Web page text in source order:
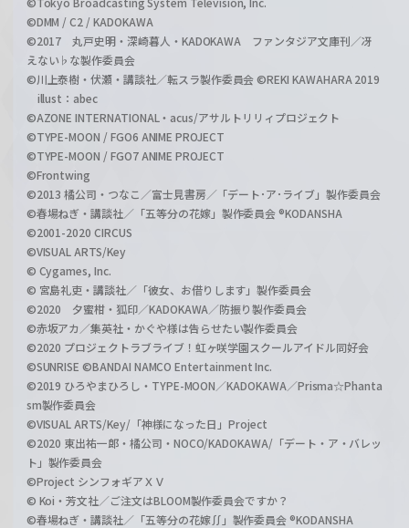
©DMM / C2 / KADOKAWA
©2017 丸戸史明・深崎暮人・KADOKAWA ファンタジア文庫刊／冴
えない♭な製作委員会
©川上泰樹・伏瀬・講談社／転スラ製作委員会 ©REKI KAWAHARA 2019
illust：abec
©AZONE INTERNATIONAL・acus/アサルトリリィプロジェクト
©TYPE-MOON / FGO6 ANIME PROJECT
©TYPE-MOON / FGO7 ANIME PROJECT
©Frontwing
©2013 橘公司・つなこ／富士見書房／「デート･ア･ライブ」製作委員会
©春場ねぎ・講談社／「五等分の花嫁」製作委員会 ®KODANSHA
©2001-2020 CIRCUS
©VISUAL ARTS/Key
© Cygames, Inc.
© 宮島礼吏・講談社／「彼女、お借りします」製作委員会
©2020 夕蜜柑・狐印／KADOKAWA／防振り製作委員会
©赤坂アカ／集英社・かぐや様は告らせたい製作委員会
©2020 プロジェクトラブライブ！虹ヶ咲学園スクールアイドル同好会
©SUNRISE ©BANDAI NAMCO Entertainment Inc.
©2019 ひろやまひろし・TYPE-MOON／KADOKAWA／Prisma☆Phanta
sm製作委員会
©VISUAL ARTS/Key/「神様になった日」Project
©2020 東出祐一郎・橘公司・NOCO/KADOKAWA/「デート・ア・バレッ
ト」製作委員会
©Project シンフォギアＸＶ
© Koi・芳文社／ご注文はBLOOM製作委員会ですか？
©春場ねぎ・講談社／「五等分の花嫁∬」製作委員会 ®KODANSHA